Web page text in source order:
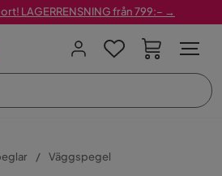
LAGERRENSNING från 799:– →
Väggspegel